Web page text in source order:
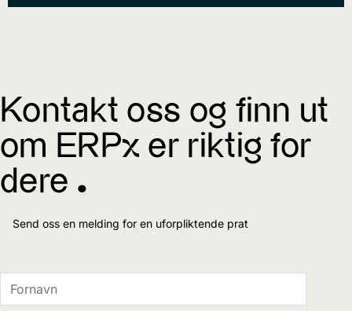
Kontakt oss og finn ut
om ERPx er riktig for
dere ^
Send oss en melding for en uforpliktende prat